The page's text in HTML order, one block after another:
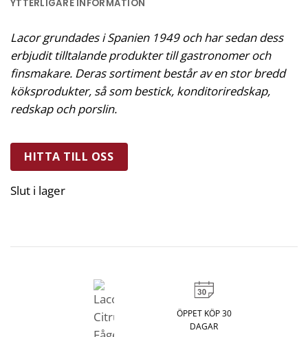
YTTERLIGARE INFORMATION
Lacor grundades i Spanien 1949 och har sedan dess
erbjudit tilltalande produkter till gastronomer och
finsmakare. Deras sortiment består av en stor bredd
köksprodukter, så som bestick, konditoriredskap,
redskap och porslin.
HITTA TILL OSS
Slut i lager
ÖPPET KÖP 30
DAGAR